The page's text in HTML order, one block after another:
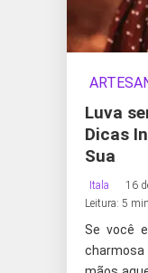
Luva
Dicas
Sua
Itala 16
Leitura: 5 min
Se você